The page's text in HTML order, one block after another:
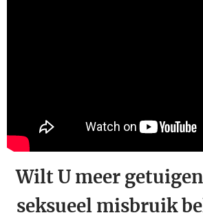
Wilt U meer
seksueel misbruik